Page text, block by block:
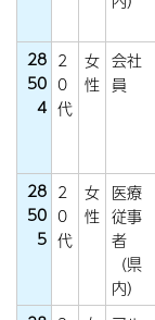
28
50
4
2
0
代
女
性
会社
員
28
50
5
2
0
代
女
性
医療
従事
者
（県
内）